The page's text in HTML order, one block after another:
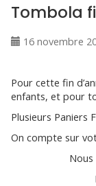
Tombola
16 novembre
Pour cette fin
enfants, et pour
Plusieurs Paniers
On compte sur